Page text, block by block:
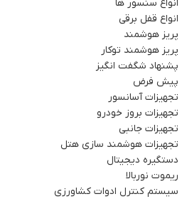
انواع سنسور ها
انواع قفل برقی
پریز هوشمند
پریز هوشمند توکار
پشنهاد شگفت انگیز
پیش فرض
تجهیزات آسانسور
تجهیزات بروز خودرو
تجهیزات جانبی
تجهیزات هوشمند سازی هتل
دستگیره دیجیتال
ریموت نوربالا
سیستم کنترل ادوات کشاورزی